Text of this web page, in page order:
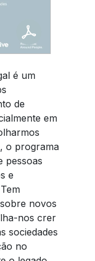
é um
de
em
o programa
pessoas
e
novos
nos crer
sociedades
no